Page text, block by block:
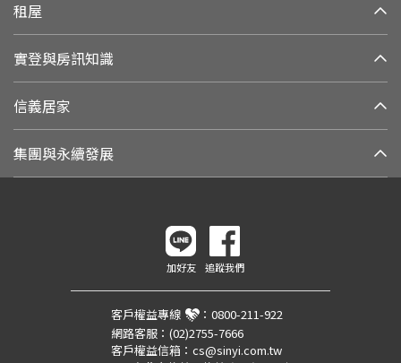
租屋
實登與房訊知識
信義居家
集團與永續發展
加好友 追蹤我們
客戶權益專線 ： 0800-211-922
網路客服： (02)2755-7666
客戶權益信箱： cs@sinyi.com.tw